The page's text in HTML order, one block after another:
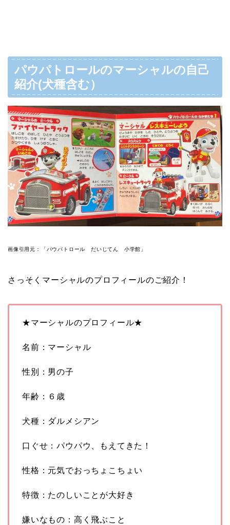
パウパトロールのマーシャルの自己
紹介(犬種含む）
画像引用元：「パウパトロール だいじてん 小学館」
さっそくマーシャルのプロフィールのご紹介！
★マーシャルのプロフィール★
名前：マーシャル
性別：男の子
年齢：６歳
犬種：ダルメシアン
口ぐせ：パウパウ、もえてきた！
性格：元気でおっちょこちょい
特徴：たのしいことが大好き
嫌いなもの：高く飛ぶこと